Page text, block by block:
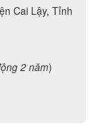
Cai Lậy, Tỉnh
2 năm)